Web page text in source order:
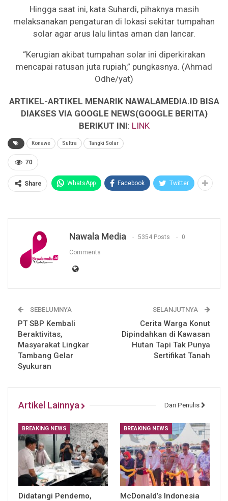
Hingga saat ini, kata Suhardi, pihaknya masih
melaksanakan pengaturan di lokasi sekitar tumpahan
solar agar arus lalu lintas aman dan lancar.
“Kerugian akibat tumpahan solar ini diperkirakan
mencapai ratusan juta rupiah,” pungkasnya. (Ahmad
Odhe/yat)
ARTIKEL-ARTIKEL MENARIK NAWALAMEDIA.ID BISA
DIAKSES VIA GOOGLE NEWS(GOOGLE BERITA)
BERIKUT INI: LINK
Konawe Sultra Tangki Solar
70
Share WhatsApp Facebook Twitter
Nawala Media 5354 Posts 0
Comments
SEBELUMNYA
PT SBP Kembali
Beraktivitas,
Masyarakat Lingkar
Tambang Gelar
Syukuran
SELANJUTNYA
Cerita Warga Konut
Dipindahkan di Kawasan
Hutan Tapi Tak Punya
Sertifikat Tanah
Artikel Lainnya Dari Penulis
BREAKING NEWS
Didatangi Pendemo,
BREAKING NEWS
McDonald’s Indonesia